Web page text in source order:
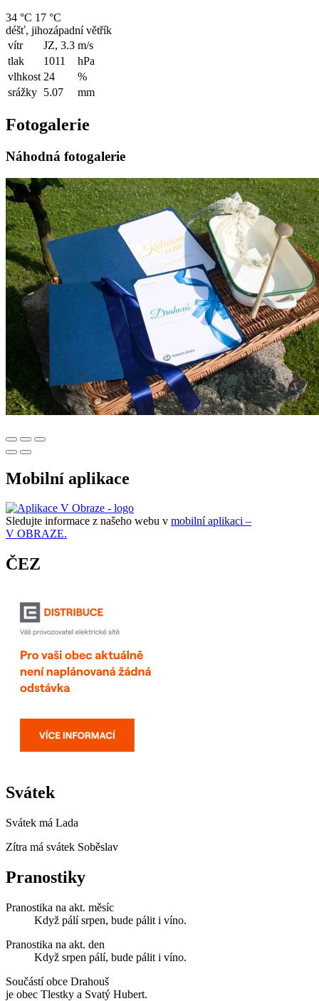
34 °C 17 °C
déšť, jihozápadní větřík
vítr
JZ, 3.3 m/s
tlak
1011
hPa
vlhkost 24
%
srážky 5.07 mm
Fotogalerie
Náhodná fotogalerie
Mobilní aplikace
Sledujte informace z našeho webu v mobilní aplikaci –
V OBRAZE.
ČEZ
Svátek
Svátek má Lada
Zítra má svátek Soběslav
Pranostiky
Pranostika na akt. měsíc
Když pálí srpen, bude pálit i víno.
Pranostika na akt. den
Když srpen pálí, bude pálit i víno.
Součástí obce Drahouš
je obec Tlestky a Svatý Hubert.